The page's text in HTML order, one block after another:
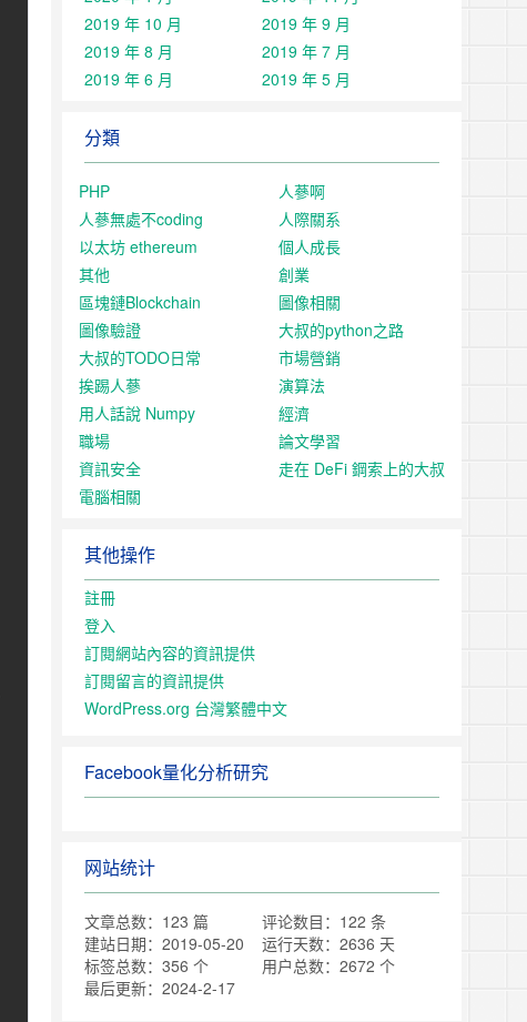
2019 年 10 月
2019 年 9 月
2019 年 8 月
2019 年 7 月
2019 年 6 月
2019 年 5 月
分類
PHP
人蔘啊
人蔘無處不coding
人際關系
以太坊 ethereum
個人成長
其他
創業
區塊鏈Blockchain
圖像相關
圖像驗證
大叔的python之路
大叔的TODO日常
市場營銷
挨踢人蔘
演算法
用人話說 Numpy
經濟
職場
論文學習
資訊安全
走在 DeFi 鋼索上的大叔
電腦相關
其他操作
註冊
登入
訂閱網站內容的資訊提供
訂閱留言的資訊提供
WordPress.org 台灣繁體中文
Facebook量化分析研究
网站统计
文章总数：123 篇
评论数目：122 条
建站日期：2019-05-20
运行天数：2636 天
标签总数：356 个
用户总数：2672 个
最后更新：2024-2-17